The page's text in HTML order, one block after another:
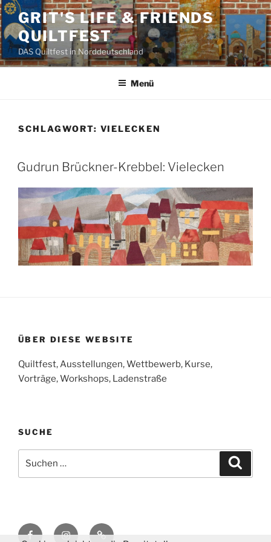
Zum
Inhalt
springen
GRIT'S LIFE & FRIENDS
QUILTFEST
DAS Quiltfest in Norddeutschland
Menü
SCHLAGWORT: VIELECKEN
Gudrun Brückner-Krebbel: Vielecken
ÜBER DIESE WEBSITE
Quiltfest, Ausstellungen, Wettbewerb, Kurse,
Vorträge, Workshops, Ladenstraße
SUCHE
nach:
FacebookInstagram
E-